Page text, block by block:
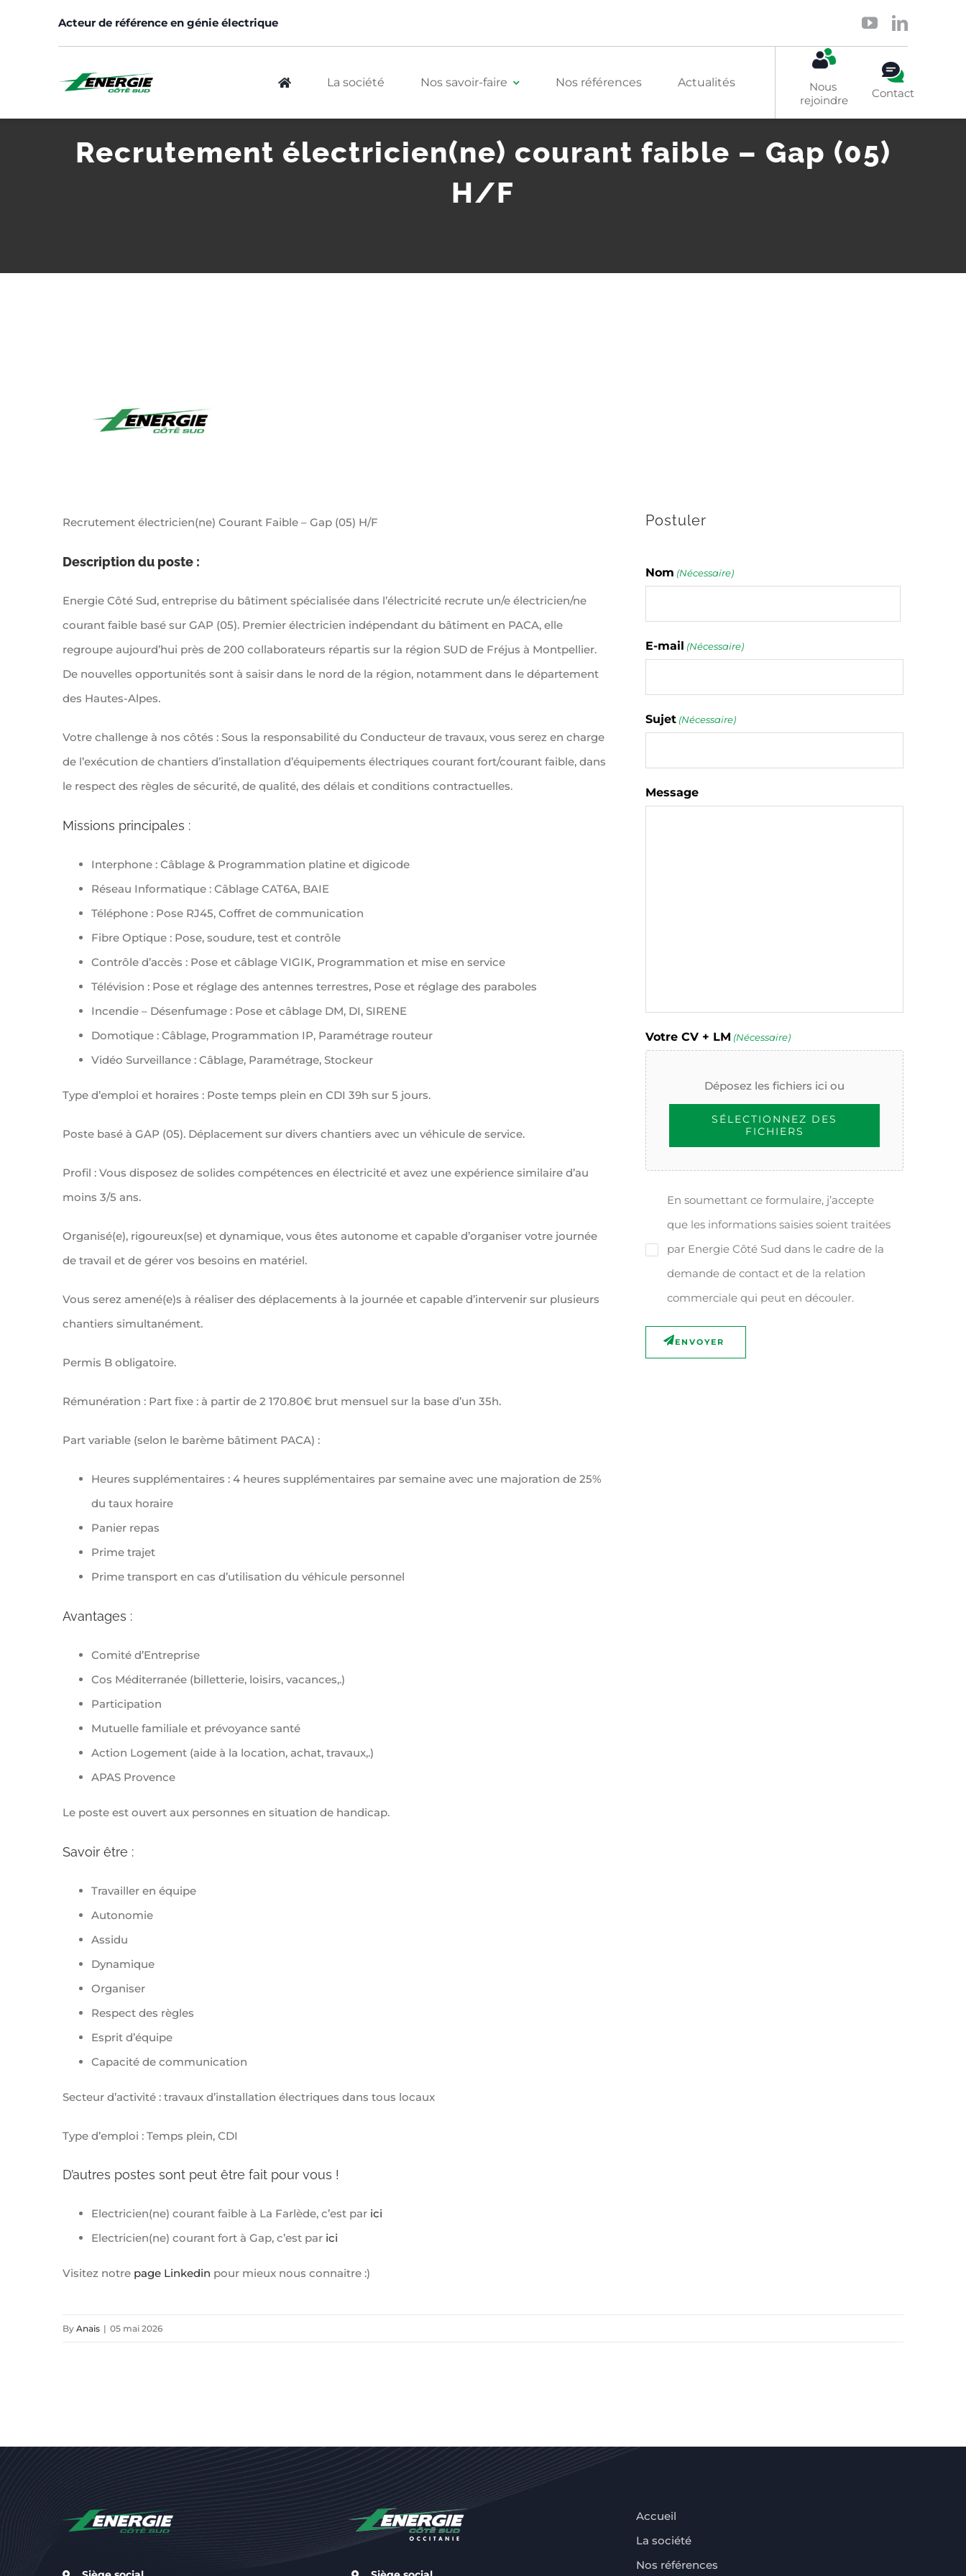
Acteur de référence en génie électrique
La société Nos savoir-faire
Logement Tertiaire Solaire
Nos références Actualités
Nous
rejoindre
Contact
Recrutement électricien(ne) courant faible – Gap (05)
H/F
Recrutement électricien(ne) Courant Faible – Gap (05) H/F
Description du poste :
Energie Côté Sud, entreprise du bâtiment spécialisée dans l’électricité recrute un/e électricien/ne
courant faible basé sur GAP (05). Premier électricien indépendant du bâtiment en PACA, elle
regroupe aujourd’hui près de 200 collaborateurs répartis sur la région SUD de Fréjus à Montpellier.
De nouvelles opportunités sont à saisir dans le nord de la région, notamment dans le département
des Hautes-Alpes.
Votre challenge à nos côtés : Sous la responsabilité du Conducteur de travaux, vous serez en charge
de l’exécution de chantiers d’installation d’équipements électriques courant fort/courant faible, dans
le respect des règles de sécurité, de qualité, des délais et conditions contractuelles.
Missions principales :
Interphone : Câblage & Programmation platine et digicode
Réseau Informatique : Câblage CAT6A, BAIE
Téléphone : Pose RJ45, Coffret de communication
Fibre Optique : Pose, soudure, test et contrôle
Contrôle d’accès : Pose et câblage VIGIK, Programmation et mise en service
Télévision : Pose et réglage des antennes terrestres, Pose et réglage des paraboles
Incendie – Désenfumage : Pose et câblage DM, DI, SIRENE
Domotique : Câblage, Programmation IP, Paramétrage routeur
Vidéo Surveillance : Câblage, Paramétrage, Stockeur
Type d’emploi et horaires : Poste temps plein en CDI 39h sur 5 jours.
Poste basé à GAP (05). Déplacement sur divers chantiers avec un véhicule de service.
Profil : Vous disposez de solides compétences en électricité et avez une expérience similaire d’au
moins 3/5 ans.
Organisé(e), rigoureux(se) et dynamique, vous êtes autonome et capable d’organiser votre journée
de travail et de gérer vos besoins en matériel.
Vous serez amené(e)s à réaliser des déplacements à la journée et capable d’intervenir sur plusieurs
chantiers simultanément.
Permis B obligatoire.
Rémunération : Part fixe : à partir de 2 170.80€ brut mensuel sur la base d’un 35h.
Part variable (selon le barème bâtiment PACA) :
Heures supplémentaires : 4 heures supplémentaires par semaine avec une majoration de 25%
du taux horaire
Panier repas
Prime trajet
Prime transport en cas d’utilisation du véhicule personnel
Avantages :
Comité d’Entreprise
Cos Méditerranée (billetterie, loisirs, vacances,.)
Participation
Mutuelle familiale et prévoyance santé
Action Logement (aide à la location, achat, travaux,.)
APAS Provence
Le poste est ouvert aux personnes en situation de handicap.
Savoir être :
Travailler en équipe
Autonomie
Assidu
Dynamique
Organiser
Respect des règles
Esprit d’équipe
Capacité de communication
Secteur d’activité : travaux d’installation électriques dans tous locaux
Type d’emploi : Temps plein, CDI
D’autres postes sont peut être fait pour vous !
Electricien(ne) courant faible à La Farlède, c’est parici
Electricien(ne) courant fort à Gap, c’est par ici
Visitez notre page Linkedin pour mieux nous connaitre :)
Postuler
Nom (Nécessaire)
E-mail (Nécessaire)
Sujet (Nécessaire)
Message
Votre CV + LM (Nécessaire)
Déposez les fichiers ici ou
SÉLECTIONNEZ DES
FICHIERS
(Nécessaire)
En soumettant ce formulaire, j’accepte
que les informations saisies soient traitées
par Energie Côté Sud dans le cadre de la
demande de contact et de la relation
commerciale qui peut en découler.
By Anais | 05 mai 2026
Accueil
La société
Nos références